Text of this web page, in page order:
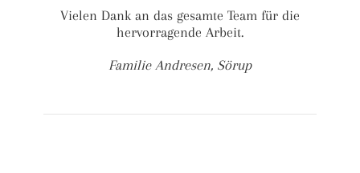
Vielen Dank an das gesamte Team für die
hervorragende Arbeit.
Familie Andresen, Sörup